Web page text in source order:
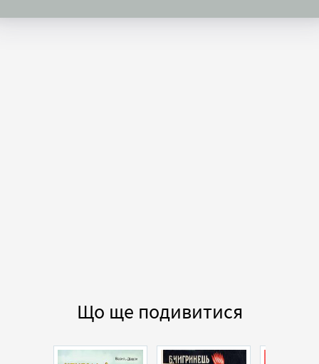
Що ще подивитися